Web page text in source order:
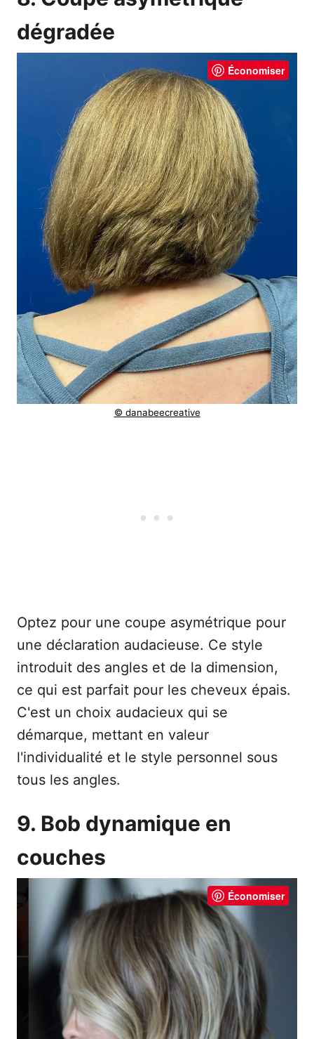
dégradée
Économiser
© danabeecreative
Optez pour une coupe asymétrique pour
une déclaration audacieuse. Ce style
introduit des angles et de la dimension,
ce qui est parfait pour les cheveux épais.
C'est un choix audacieux qui se
démarque, mettant en valeur
l'individualité et le style personnel sous
tous les angles.
9. Bob dynamique en
couches
Économiser